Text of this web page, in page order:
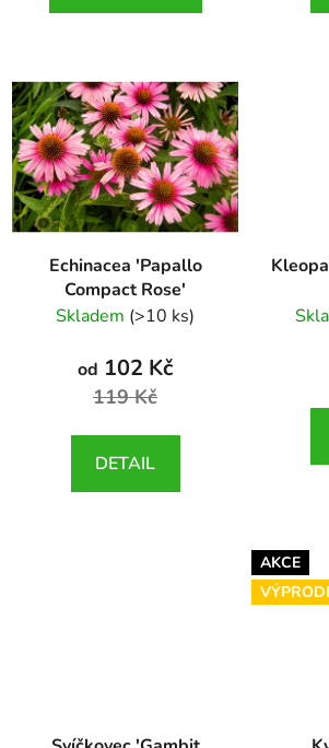
Echinacea 'Papallo
Compact Rose'
Echinacea 'Papallo
Skladem (>10 ks)
od 102 Kč
119 Kč
DETAIL
AKCE